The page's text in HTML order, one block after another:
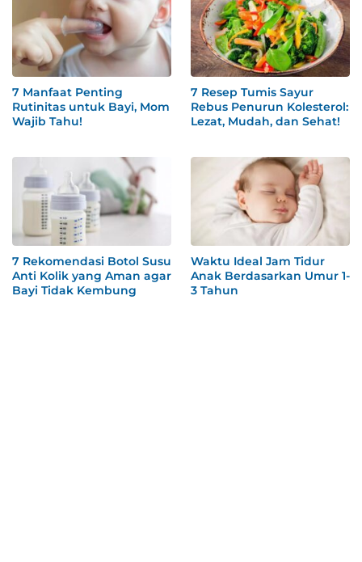
7 Manfaat Penting
Rutinitas untuk Bayi, Mom
Wajib Tahu!
7 Resep Tumis Sayur
Rebus Penurun Kolesterol:
Lezat, Mudah, dan Sehat!
7 Rekomendasi Botol Susu
Anti Kolik yang Aman agar
Bayi Tidak Kembung
Waktu Ideal Jam Tidur
Anak Berdasarkan Umur 1-
3 Tahun